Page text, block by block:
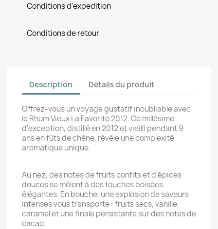
Conditions d'expedition
Conditions de retour
Description Details du produit
Offrez-vous un voyage gustatif inoubliable avec
le Rhum Vieux La Favorite 2012. Ce millésime
d'exception, distillé en 2012 et vieilli pendant 9
ans en fûts de chêne, révèle une complexité
aromatique unique.
Au nez, des notes de fruits confits et d'épices
douces se mêlent à des touches boisées
élégantes. En bouche, une explosion de saveurs
intenses vous transporte : fruits secs, vanille,
caramel et une finale persistante sur des notes de
cacao.